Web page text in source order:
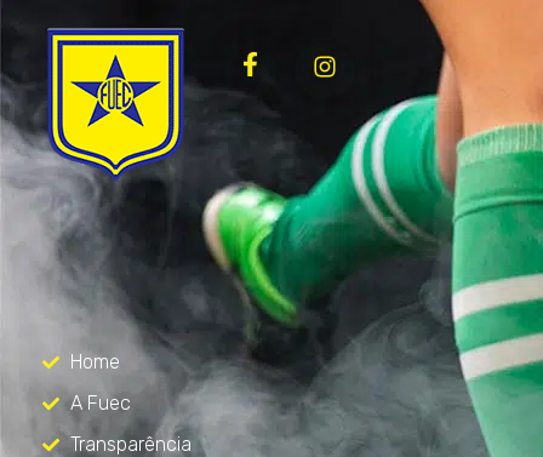
FUEC
Só mais um site WordPress
Menu
Home
A Fuec
Transparência